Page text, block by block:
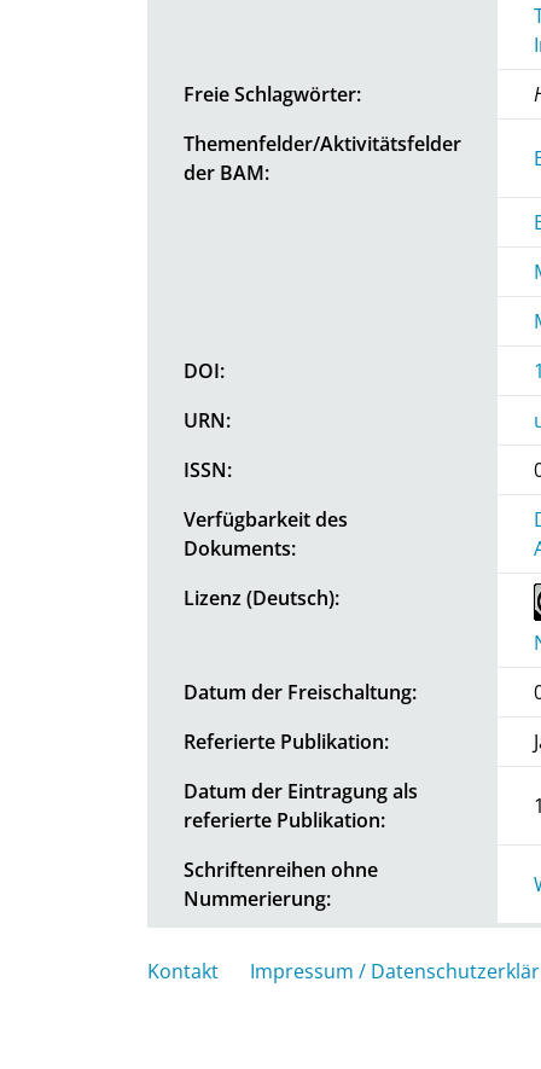
Freie Schlagwörter:
Themenfelder/Aktivitätsfelder
der BAM:
DOI:
URN:
ISSN:
Verfügbarkeit des
Dokuments:
Lizenz (Deutsch):
Datum der Freischaltung:
Referierte Publikation:
Datum der Eintragung als
referierte Publikation:
Schriftenreihen ohne
Nummerierung:
Kontakt Impressum /